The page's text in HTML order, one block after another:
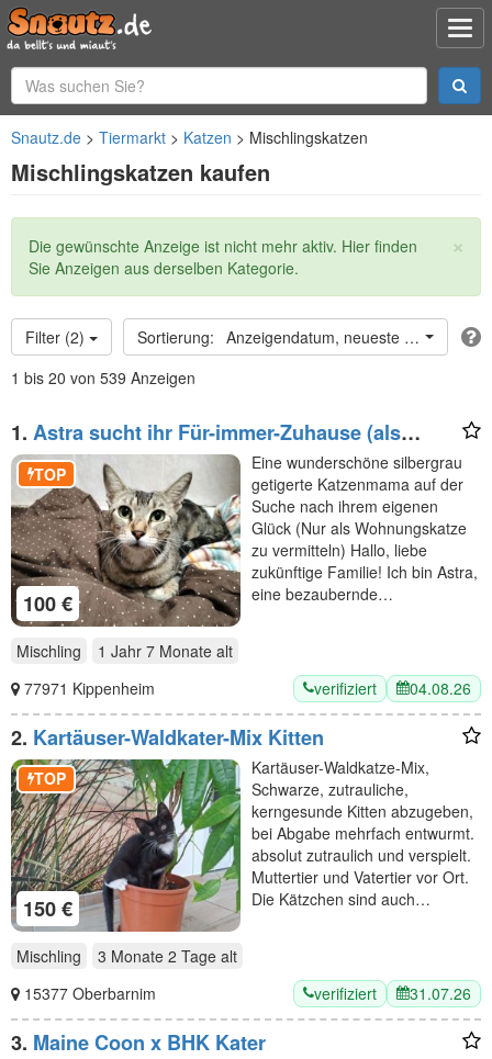
Snautz.de Tiermarkt Katzen Mischlingskatzen
Mischlingskatzen kaufen
×
Statusmeldung
Die gewünschte Anzeige ist nicht mehr aktiv. Hier finden
Sie Anzeigen aus derselben Kategorie.
Filter (2)
Anzeigendatum, neueste oben
1 bis 20 von 539 Anzeigen
1. Astra sucht ihr Für-immer-Zuhause (als
Wohnungskatze)
100 €
TOP
Eine wunderschöne silbergrau
getigerte Katzenmama auf der
Suche nach ihrem eigenen
Glück (Nur als Wohnungskatze
zu vermitteln) Hallo, liebe
zukünftige Familie! Ich bin Astra,
eine bezaubernde…
Mischling 1 Jahr 7 Monate alt
77971 Kippenheim
verifiziert 04.08.26
2. Kartäuser-Waldkater-Mix Kitten
150 €
TOP
Kartäuser-Waldkatze-Mix,
Schwarze, zutrauliche,
kerngesunde Kitten abzugeben,
bei Abgabe mehrfach entwurmt.
absolut zutraulich und verspielt.
Muttertier und Vatertier vor Ort.
Die Kätzchen sind auch…
Mischling 3 Monate 2 Tage alt
15377 Oberbarnim
verifiziert 31.07.26
3. Maine Coon x BHK Kater